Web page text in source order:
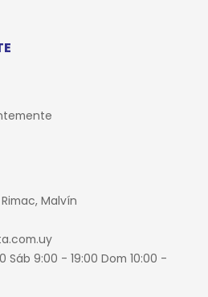
Malvín
Sáb 9:00 - 19:00 Dom 10:00 -